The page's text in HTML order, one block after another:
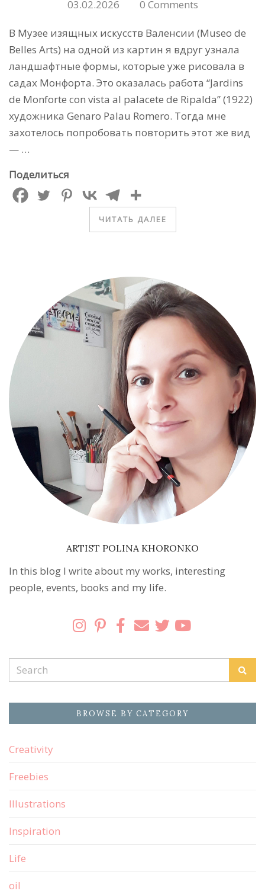
03.02.2026 0 Comments
В Mузее изящных искусств Валенсии (Museo de
Belles Arts) на одной из картин я вдруг узнала
ландшафтные формы, которые уже рисовала в
садах Монфорта. Это оказалась работа “Jardins
de Monforte con vista al palacete de Ripalda” (1922)
художника Genaro Palau Romero. Тогда мне
захотелось попробовать повторить этот же вид
— …
Поделиться
ЧИТАТЬ ДАЛЕЕ
ARTIST POLINA KHORONKO
In this blog I write about my works, interesting
people, events, books and my life.
Search
for:
BROWSE BY CATEGORY
Creativity
Freebies
Illustrations
Inspiration
Life
oil